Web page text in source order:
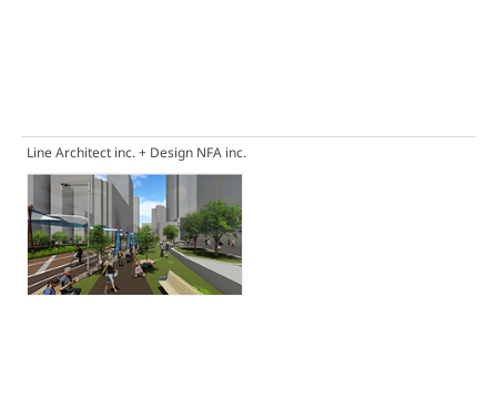
Line Architect inc. + Design NFA inc.